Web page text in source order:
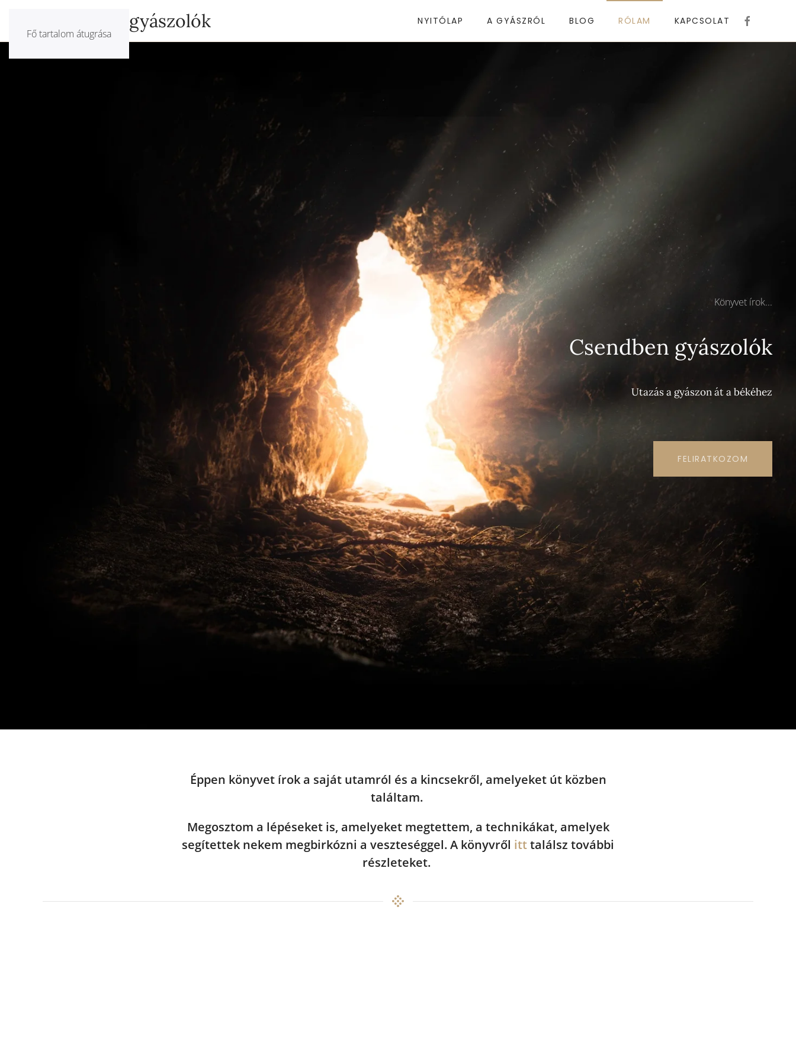
Fő tartalom átugrása
Csendben gyászolók NYITÓLAP A GYÁSZRÓL BLOG RÓLAM KAPCSOLAT
Könyvet írok...
Csendben gyászolók
Utazás a gyászon át a békéhez
FELIRATKOZOM
Éppen könyvet írok a saját utamról és a kincsekről, amelyeket út közben
találtam.
Megosztom a lépéseket is, amelyeket megtettem, a technikákat, amelyek
segítettek nekem megbirkózni a veszteséggel. A könyvről itttalálsz további
részleteket.